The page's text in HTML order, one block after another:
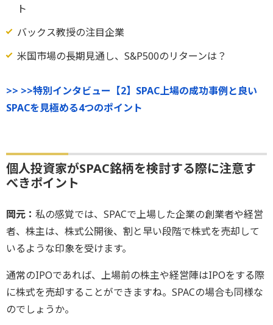
ト
バックス教授の注目企業
米国市場の長期見通し、S&P500のリターンは？
>> >>特別インタビュー【2】SPAC上場の成功事例と良い
SPACを見極める4つのポイント
個人投資家がSPAC銘柄を検討する際に注意す
べきポイント
岡元： 私の感覚では、SPACで上場した企業の創業者や経営
者、株主は、株式公開後、割と早い段階で株式を売却して
いるような印象を受けます。
通常のIPOであれば、上場前の株主や経営陣はIPOをする際
に株式を売却することができますね。SPACの場合も同様な
のでしょうか。